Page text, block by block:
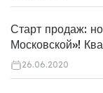
Старт продаж:
Московской»!
26.06.2020